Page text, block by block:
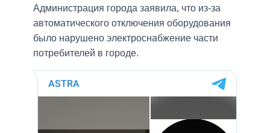
Администрация города заявила, что из-за
автоматического отключения оборудования
было нарушено электроснабжение части
потребителей в городе.